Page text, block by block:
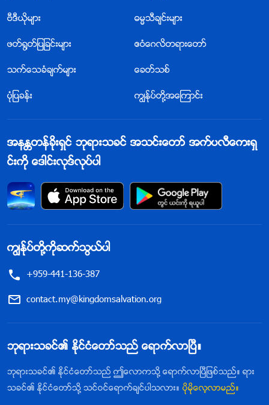
ဗီဒီယိုမ်ား ဓမၼသီခ်င္းမ်ား
ဖတ္႐ြတ္ျပျခင္းမ်ား ဧဝံေဂလိတရားေတာ္
သက္ေသခံခ်က္မ်ား ေခတ္သစ္
ပုံျပခန္း ကြၽန္ုပ္တို႔အေၾကာင္း
အနႏၲတန္ခိုးရွင္ ဘုရားသခင္ အသင္းေတာ္ အက္ပလီေကးရွ
င္းကို ေဒါင္းလုဒ္လုပ္ပါ
ကြၽန္ုပ္တို႔ကိုဆက္သြယ္ပါ
+959-441-136-387
contact.my@kingdomsalvation.org
ဘုရားသခင္၏ ႏိုင္ငံေတာ္သည္ ေရာက္လာၿပီ။
ဘုရားသခင္၏ ႏိုင္ငံေတာ္သည္ ဤေလာကသို႔ ေရာက္လာၿပီျဖစ္သည္။ ရား
သခင္၏ ႏိုင္ငံေတာ္သို႔ သင္ဝင္ေရာက္ခ်င္ပါသလား။ ပိုမိုေလ့လာမည္။